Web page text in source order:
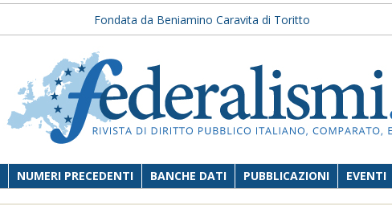
Fondata da Beniamino Caravita di Toritto
NUMERI PRECEDENTI BANCHE DATI PUBBLICAZIONI EVENTI